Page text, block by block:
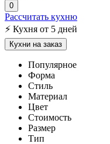
0
Рассчитать кухню
⚡ Кухня от 5 дней
Кухни на заказ
Популярное
Форма
Стиль
Материал
Цвет
Стоимость
Размер
Тип